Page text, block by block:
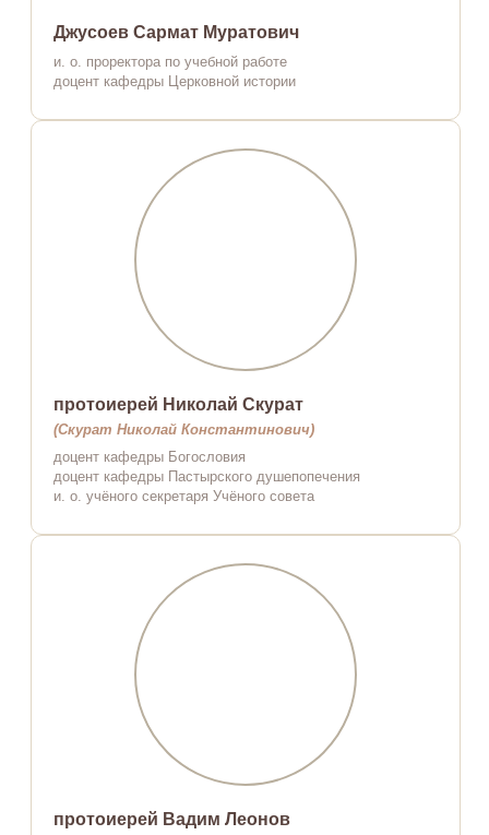
Джусоев Сармат Муратович
и. о. проректора по учебной работе
доцент кафедры Церковной истории
протоиерей Николай Скурат
(Скурат Николай Константинович)
доцент кафедры Богословия
доцент кафедры Пастырского душепопечения
и. о. учёного секретаря Учёного совета
протоиерей Вадим Леонов